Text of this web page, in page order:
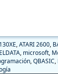
,ATARI 2600,
, microsoft,
,QBASIC,